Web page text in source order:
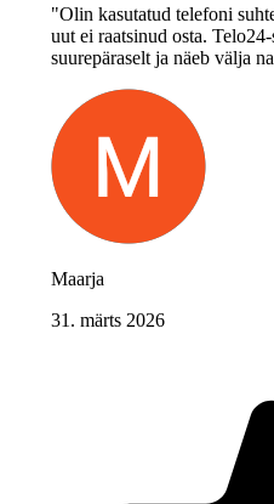
"Olin kasutatud telefoni
uut ei raatsinud osta.
suurepäraselt ja näeb välja
Maarja
31. märts 2026